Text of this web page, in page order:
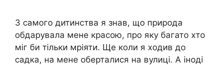
З самого дитинства я знав, що природа
обдарувала мене красою, про яку багато хто
міг би тільки мріяти. Ще коли я ходив до
садка, на мене оберталися на вулиці. А іноді